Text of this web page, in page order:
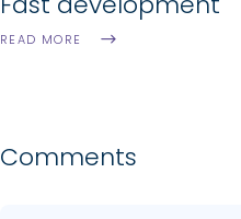
READ MORE
Comments